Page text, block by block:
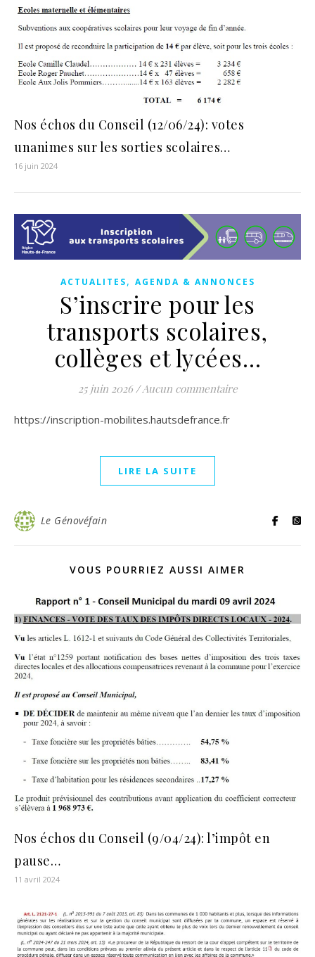
Nos échos du Conseil (12/06/24): votes
unanimes sur les sorties scolaires…
16 juin 2024
ACTUALITES, AGENDA & ANNONCES
S’inscrire pour les
transports scolaires,
collèges et lycées…
25 juin 2026 / Aucun commentaire
https://inscription-mobilites.hautsdefrance.fr
LIRE LA SUITE
Le Génovéfain
VOUS POURRIEZ AUSSI AIMER
Nos échos du Conseil (9/04/24): l’impôt en
pause…
11 avril 2024